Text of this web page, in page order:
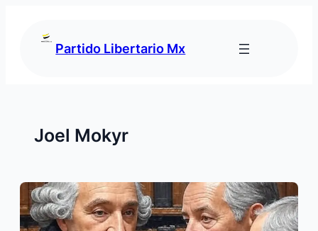
Partido Libertario Mx
Joel Mokyr